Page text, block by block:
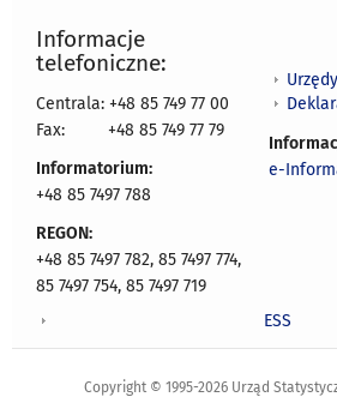
Informacje
telefoniczne:
Centrala: +48 85 749 77 00
Fax:
+48 85 749 77 79
Informatorium:
+48 85 7497 788
REGON:
+48 85 7497 782, 85 7497 774,
85 7497 754, 85 7497 719
e-
ESS
Copyright © 1995-2026 Urząd